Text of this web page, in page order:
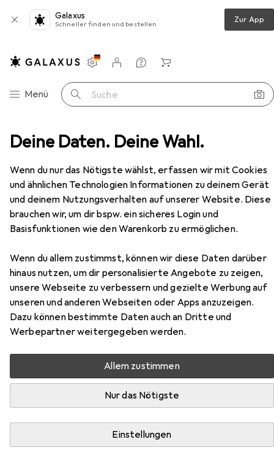
Deine Daten. Deine Wahl.
Wenn du nur das Nötigste wählst, erfassen wir mit Cookies
und ähnlichen Technologien Informationen zu deinem Gerät
und deinem Nutzungsverhalten auf unserer Website. Diese
brauchen wir, um dir bspw. ein sicheres Login und
Basisfunktionen wie den Warenkorb zu ermöglichen.
Wenn du allem zustimmst, können wir diese Daten darüber
hinaus nutzen, um dir personalisierte Angebote zu zeigen,
unsere Webseite zu verbessern und gezielte Werbung auf
unseren und anderen Webseiten oder Apps anzuzeigen.
Dazu können bestimmte Daten auch an Dritte und
Werbepartner weitergegeben werden.
Allem zustimmen
Nur das Nötigste
Einstellungen
Galaxus
Schneller finden und bestellen Zur App
Navigation nach Kategorien
Menü Suche
Einstellungen
Kundenkonto
Vergleichslisten
Merklisten
Warenkorb
Mascara Dermacol Magnum Maximum Volume
EUR
12,88 bei 2 Stück EUR
1431,11/1l
DermacolMagnum Maximum Volume
Zubehör für Dermacol Magnum
Maximum Volume